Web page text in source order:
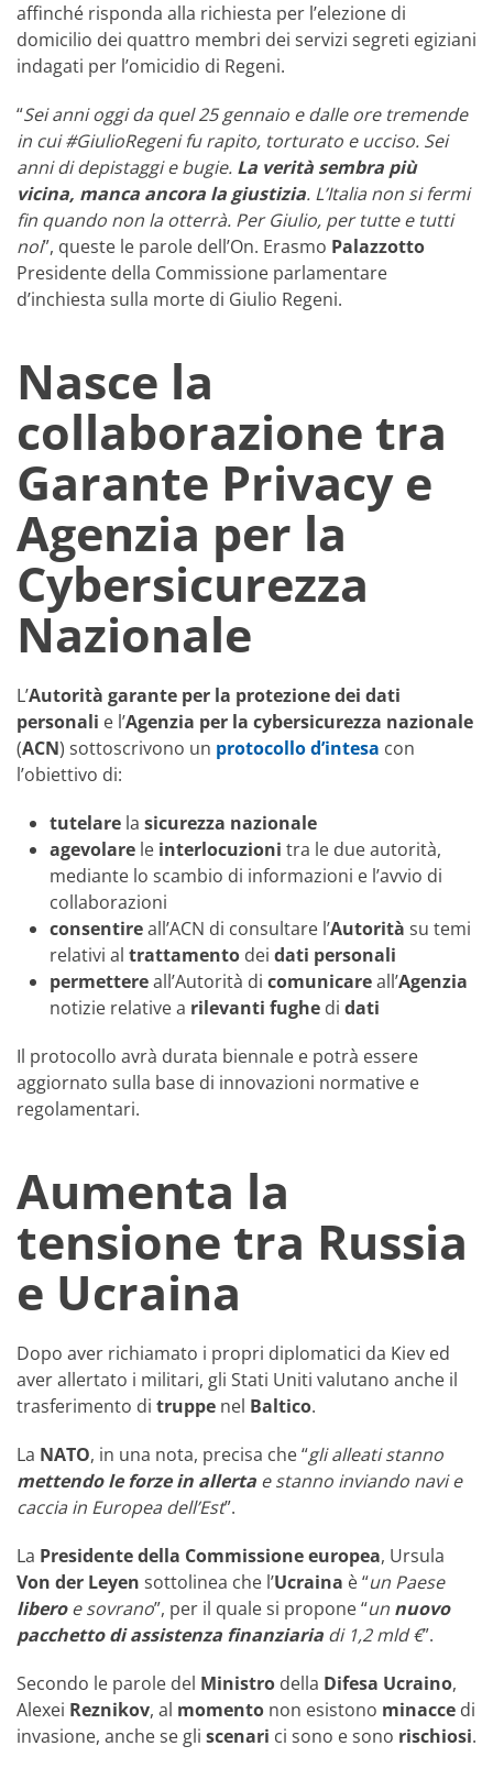
affinché risponda alla richiesta per l’elezione di
domicilio dei quattro membri dei servizi segreti egiziani
indagati per l’omicidio di Regeni.
“Sei anni oggi da quel 25 gennaio e dalle ore tremende
in cui #GiulioRegeni fu rapito, torturato e ucciso. Sei
anni di depistaggi e bugie. La verità sembra più
vicina, manca ancora la giustizia. L’Italia non si fermi
fin quando non la otterrà. Per Giulio, per tutte e tutti
noi”, queste le parole dell’On. Erasmo Palazzotto
Presidente della Commissione parlamentare
d’inchiesta sulla morte di Giulio Regeni.
Nasce la
collaborazione tra
Garante Privacy e
Agenzia per la
Cybersicurezza
Nazionale
L’Autorità garante per la protezione dei dati
personali e l’Agenzia per la cybersicurezza nazionale
(ACN) sottoscrivono un protocollod’intesa con
l’obiettivo di:
tutelare la sicurezza nazionale
agevolare le interlocuzioni tra le due autorità,
mediante lo scambio di informazioni e l’avvio di
collaborazioni
consentireall’ACN di consultare l’Autorità su temi
relativi al trattamento dei dati personali
permettereall’Autorità di comunicareall’Agenzia
notizie relative a rilevanti fughe di dati
Il protocollo avrà durata biennale e potrà essere
aggiornato sulla base di innovazioni normative e
regolamentari.
Aumenta la
tensione tra Russia
e Ucraina
Dopo aver richiamato i propri diplomatici da Kiev ed
aver allertato i militari, gli Stati Uniti valutano anche il
trasferimento di truppe nel Baltico.
La NATO, in una nota, precisa che “gli alleati stanno
mettendo le forze in allerta e stanno inviando navi e
caccia in Europea dell’Est”.
La Presidente della Commissione europea, Ursula
Von der Leyen sottolinea che l’Ucraina è “un Paese
liberoe sovrano”, per il quale si propone “un nuovo
pacchetto di assistenza finanziaria di 1,2 mld €”.
Secondo le parole del Ministro della Difesa Ucraino,
Alexei Reznikov, al momento non esistono minacce di
invasione, anche se gli scenari ci sono e sono rischiosi.